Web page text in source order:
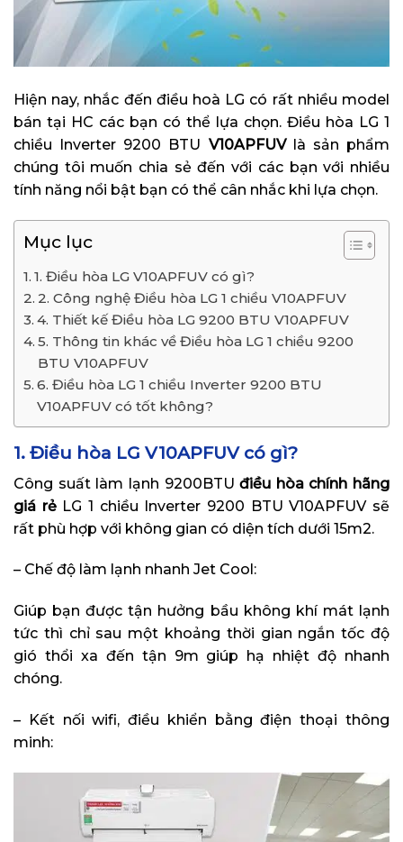
Hiện nay, nhắc đến điều hoà LG có rất nhiều model
bán tại HC các bạn có thể lựa chọn. Điều hòa LG 1
chiều Inverter 9200 BTU V10APFUVlà sản phẩm
chúng tôi muốn chia sẻ đến với các bạn với nhiều
tính năng nổi bật bạn có thể cân nhắc khi lựa chọn.
Mục lục
1. Điều hòa LG V10APFUV có gì?
2. Công nghệ Điều hòa LG 1 chiều V10APFUV
4. Thiết kế Điều hòa LG 9200 BTU V10APFUV
5. Thông tin khác về Điều hòa LG 1 chiều 9200
BTU V10APFUV
6. Điều hòa LG 1 chiều Inverter 9200 BTU
V10APFUV có tốt không?
1. Điều hòa LG V10APFUV có gì?
Công suất làm lạnh 9200BTUđiều hòa chính hãng
giá rẻLG 1 chiều Inverter 9200 BTU V10APFUV sẽ
rất phù hợp với không gian có diện tích dưới 15m2.
– Chế độ làm lạnh nhanh Jet Cool:
Giúp bạn được tận hưởng bầu không khí mát lạnh
tức thì chỉ sau một khoảng thời gian ngắn tốc độ
gió thổi xa đến tận 9m giúp hạ nhiệt độ nhanh
chóng.
– Kết nối wifi, điều khiển bằng điện thoại thông
minh: